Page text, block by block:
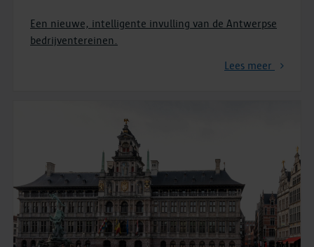
Een nieuwe, intelligente invulling van de Antwerpse
bedrijventereinen.
Lees meer